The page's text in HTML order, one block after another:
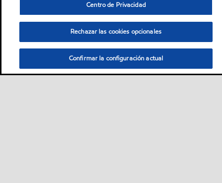
Centro de Privacidad
Rechazar las cookies opcionales
Confirmar la configuración actual